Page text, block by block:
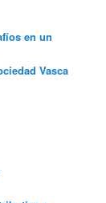
en un
Vasca